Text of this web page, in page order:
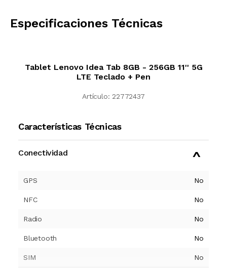
Especificaciones Técnicas
Tablet Lenovo Idea Tab 8GB - 256GB 11'' 5G
LTE Teclado + Pen
Artículo: 22772437
Características Técnicas
Conectividad
GPS No
NFC No
Radio No
Bluetooth No
SIM No